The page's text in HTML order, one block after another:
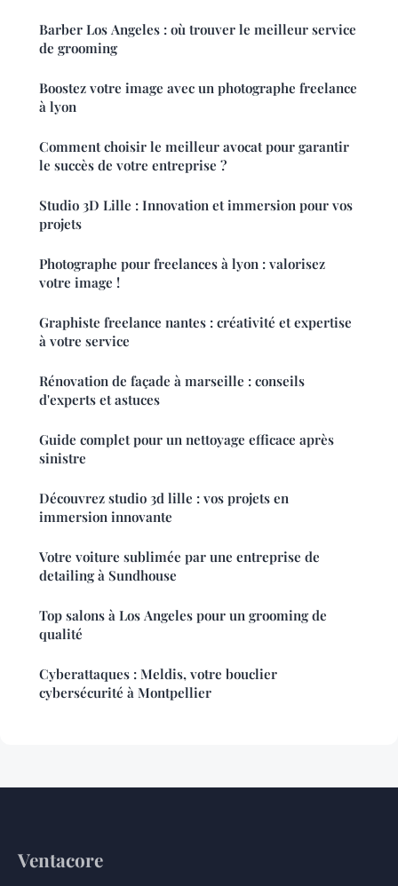
Barber Los Angeles : où trouver le meilleur service
de grooming
Boostez votre image avec un photographe freelance
à lyon
Comment choisir le meilleur avocat pour garantir
le succès de votre entreprise ?
Studio 3D Lille : Innovation et immersion pour vos
projets
Photographe pour freelances à lyon : valorisez
votre image !
Graphiste freelance nantes : créativité et expertise
à votre service
Rénovation de façade à marseille : conseils
d'experts et astuces
Guide complet pour un nettoyage efficace après
sinistre
Découvrez studio 3d lille : vos projets en
immersion innovante
Votre voiture sublimée par une entreprise de
detailing à Sundhouse
Top salons à Los Angeles pour un grooming de
qualité
Cyberattaques : Meldis, votre bouclier
cybersécurité à Montpellier
Ventacore